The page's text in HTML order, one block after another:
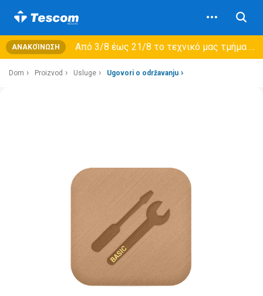
ΑΝΑΚΟΊΝΩΣΗ Από 3/8 έως 21/8 τo τεχνικό μας τμήμα θα εξυπηρετεί μόνο συμβόλαια συντήρησης και όχι νέες παραλαβές →
Dom Proizvod Usluge Ugovori o održavanju